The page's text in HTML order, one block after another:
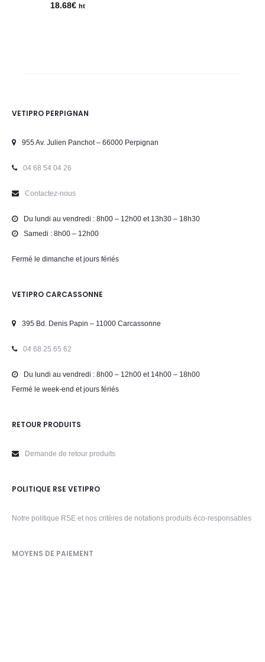
18.68€ ht
VETIPRO PERPIGNAN
955 Av. Julien Panchot – 66000 Perpignan
04 68 54 04 26
Contactez-nous
Du lundi au vendredi : 8h00 – 12h00 et 13h30 – 18h30
Samedi : 8h00 – 12h00
Fermé le dimanche et jours fériés
VETIPRO CARCASSONNE
395 Bd. Denis Papin – 11000 Carcassonne
04 68 25 65 62
Du lundi au vendredi : 8h00 – 12h00 et 14h00 – 18h00
Fermé le week-end et jours fériés
RETOUR PRODUITS
Demande de retour produits
POLITIQUE RSE VETIPRO
Notre politique RSE et nos critères de notations produits éco-responsables
MOYENS DE PAIEMENT